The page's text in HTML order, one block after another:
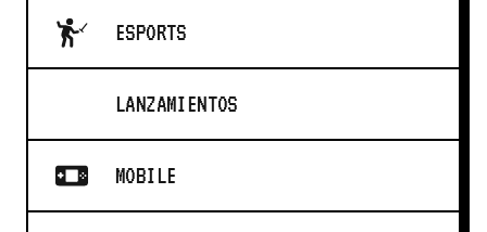
ESPORTS
LANZAMIENTOS
MOBILE